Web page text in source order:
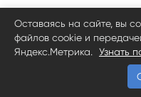
Оставаясь на сайте, вы
файлов cookie и
Яндекс.Метрика.
Узнать